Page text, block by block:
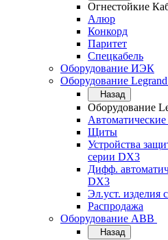
Огнестойкие
Алюр
Конкорд
Паритет
Спецкабель
Оборудование ИЭК
Оборудование Legrand
Назад
Оборудование
Щиты
Устройства
серии DX3
Дифф.
DX3
Эл.уст. изделия
Распродажа
Оборудование АВВ
Назад